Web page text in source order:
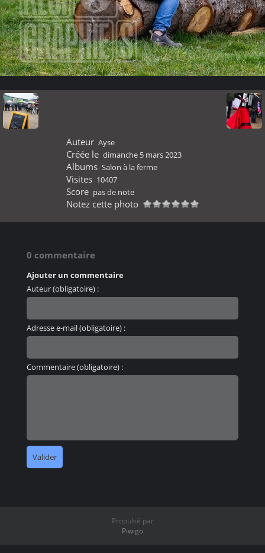
Auteur Ayse
Créée le dimanche 5 mars 2023
Albums Salon à la ferme
Visites 10407
Score pas de note
Notez cette photo
0 commentaire
Ajouter un commentaire
Auteur (obligatoire) :
Adresse e-mail (obligatoire) :
Commentaire (obligatoire) :
Propulsé par
Piwigo